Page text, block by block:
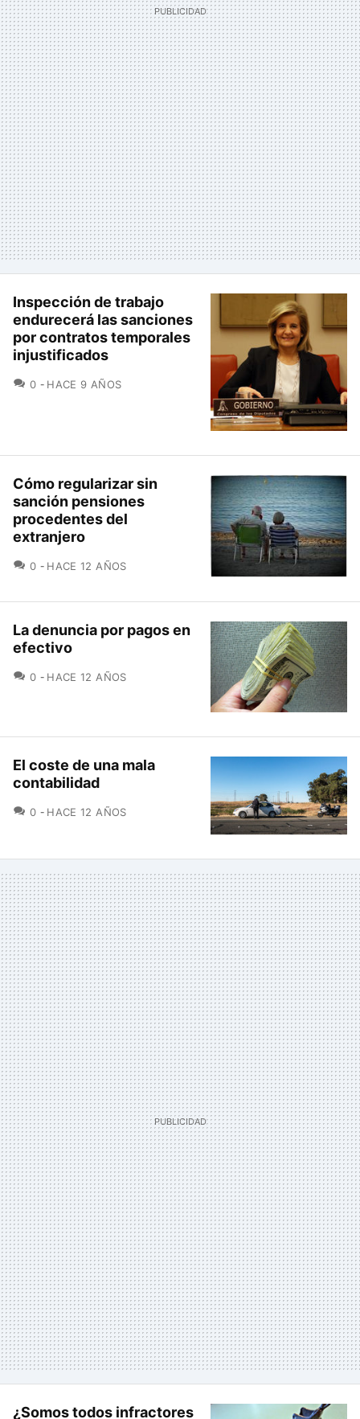
Inspección de trabajo
endurecerá las sanciones
por contratos temporales
injustificados
0 COMENTARIOS
HACE 9 AÑOS
Cómo regularizar sin
sanción pensiones
procedentes del
extranjero
0 COMENTARIOS
HACE 12 AÑOS
La denuncia por pagos en
efectivo
0 COMENTARIOS
HACE 12 AÑOS
El coste de una mala
contabilidad
0 COMENTARIOS
HACE 12 AÑOS
¿Somos todos infractores